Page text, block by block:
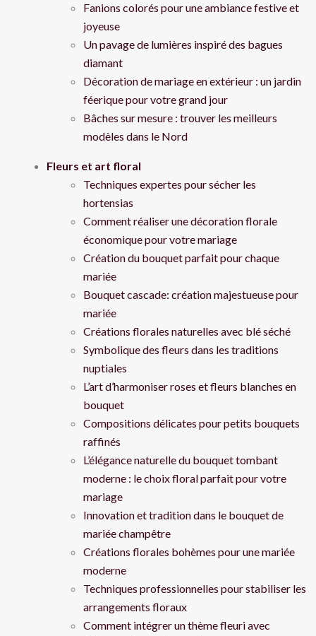
Fanions colorés pour une ambiance festive et
joyeuse
Un pavage de lumières inspiré des bagues
diamant
Décoration de mariage en extérieur : un jardin
féerique pour votre grand jour
Bâches sur mesure : trouver les meilleurs
modèles dans le Nord
Fleurs et art floral
Techniques expertes pour sécher les
hortensias
Comment réaliser une décoration florale
économique pour votre mariage
Création du bouquet parfait pour chaque
mariée
Bouquet cascade: création majestueuse pour
mariée
Créations florales naturelles avec blé séché
Symbolique des fleurs dans les traditions
nuptiales
L’art d’harmoniser roses et fleurs blanches en
bouquet
Compositions délicates pour petits bouquets
raffinés
L’élégance naturelle du bouquet tombant
moderne : le choix floral parfait pour votre
mariage
Innovation et tradition dans le bouquet de
mariée champêtre
Créations florales bohèmes pour une mariée
moderne
Techniques professionnelles pour stabiliser les
arrangements floraux
Comment intégrer un thème fleuri avec